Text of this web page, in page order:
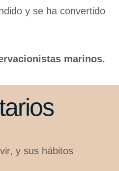
y se ha convertido
marinos.
y sus hábitos